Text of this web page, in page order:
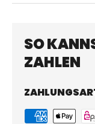
SO
ZAHLEN